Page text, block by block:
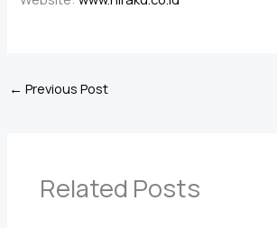
← Previous Post
Related Posts